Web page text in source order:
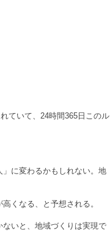
ていて、24時間365日このル
に変わるかもしれない。地
くなる、と予想される。
いと、地域づくりは実現で